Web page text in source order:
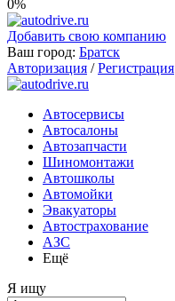
0%
Добавить свою компанию
Ваш город: Братск
Авторизация / Регистрация
Автосервисы
Автосалоны
Автозапчасти
Шиномонтажи
Автошколы
Автомойки
Эвакуаторы
Автострахование
АЗС
Ещё
Я ищу